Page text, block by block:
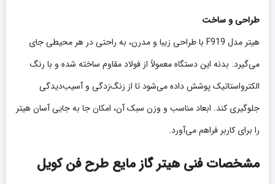
طراحی و ساخت
هیتر مدل F919 با طراحی زیبا و مدرن، به راحتی در هر محیطی جای
می‌گیرد. بدنه این دستگاه معمولاً از فولاد مقاوم ساخته شده و با رنگ
الکترواستاتیک پوشش داده می‌شود تا از زنگ‌زدگی و آسیب‌دیدگی
جلوگیری کند. ابعاد مناسب و وزن سبک آن، امکان جا به جایی آسان هیتر
را برای کاربر فراهم می‌آورد.
مشخصات فنی هیتر گاز مایع طرح فن کویل